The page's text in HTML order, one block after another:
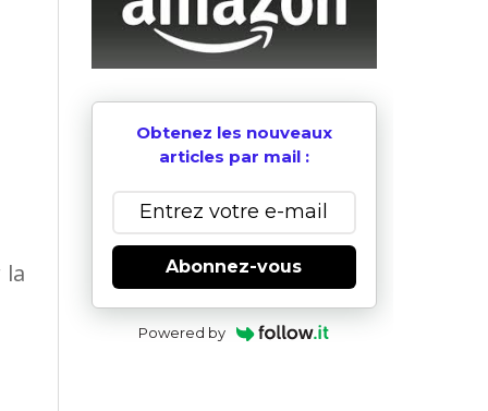
la
Obtenez les nouveaux
articles par mail :
Abonnez-vous
Powered by